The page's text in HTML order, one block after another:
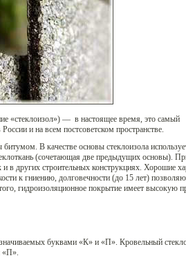
«стеклоизол») — в настоящее время, это самый
и на всем постсоветском пространстве.
В качестве основы стеклоизола
(сочетающая две предыдущих основы).
в других строительных конструкциях. Хорошие
к гниению, долговечности (до 15 лет)
гидроизоляционное покрытие имеет высокую
буквами «К» и «П». Кровельный
«П».